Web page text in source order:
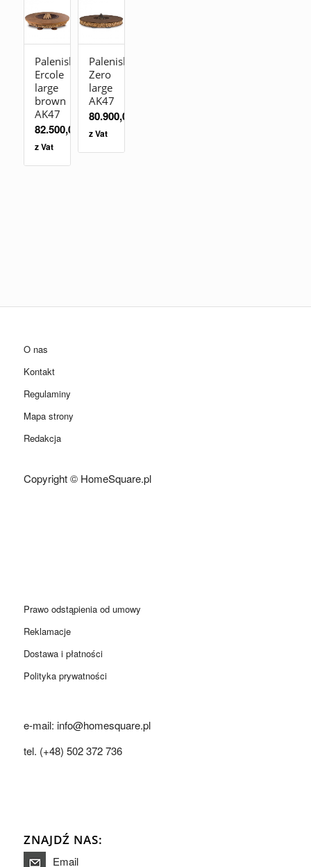
Palenisko
Ercole
large
brown
AK47
82.500,00
z Vat
Palenisko
Zero
large
AK47
80.900,00
z Vat
O nas
Kontakt
Regulaminy
Mapa strony
Redakcja
Copyright © HomeSquare.pl
Prawo odstąpienia od umowy
Reklamacje
Dostawa i płatności
Polityka prywatności
e-mail: info@homesquare.pl
tel. (+48) 502 372 736
ZNAJDŹ NAS:
Email